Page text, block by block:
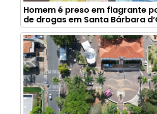
Homem é preso em flagrante
de drogas em Santa Bárbara